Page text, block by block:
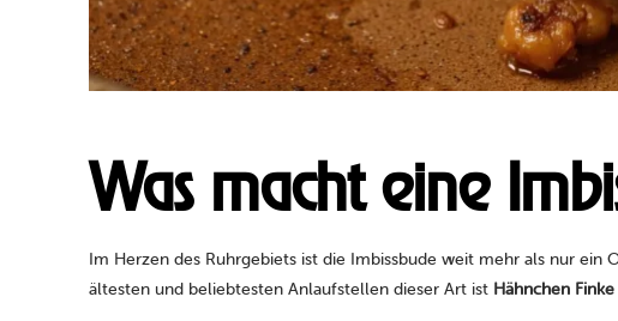
Was macht eine
Im Herzen des Ruhrgebiets ist die Imbissbude weit mehr als nur
ältesten und beliebtesten Anlaufstellen dieser Art ist Hähnchen Finke